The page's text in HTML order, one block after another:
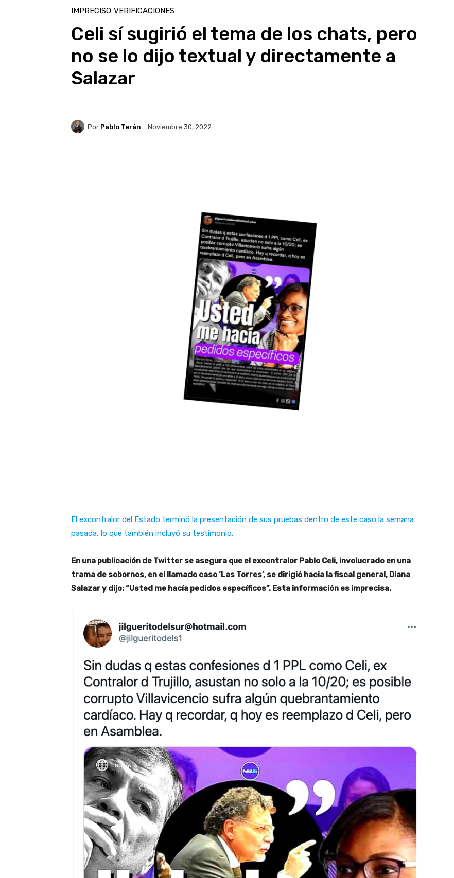
IMPRECISO VERIFICACIONES
Celi sí sugirió el tema de los chats, pero
no se lo dijo textual y directamente a
Salazar
Por Pablo Terán Noviembre 30, 2022
El excontralor del Estado terminó la presentación de sus pruebas dentro de este caso la semana
pasada, lo que también incluyó su testimonio.
En una publicación de Twitter se asegura que el excontralor Pablo Celi, involucrado en una
trama de sobornos, en el llamado caso ‘Las Torres’, se dirigió hacia la fiscal general, Diana
Salazar y dijo: “Usted me hacía pedidos específicos”. Esta información es imprecisa.